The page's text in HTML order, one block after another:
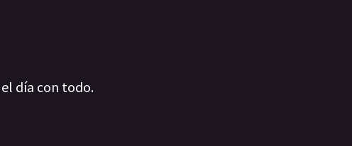
día con todo.